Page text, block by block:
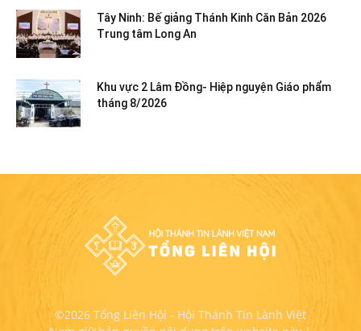
Tây Ninh: Bế giảng Thánh Kinh Căn Bản 2026
Trung tâm Long An
Khu vực 2 Lâm Đồng- Hiệp nguyện Giáo phẩm
tháng 8/2026
©2026 Tổng Liên Hội - Hội Thánh Tin Lành Việt